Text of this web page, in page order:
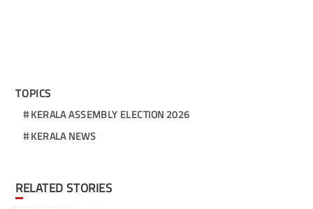
TOPICS
KERALA ASSEMBLY ELECTION 2026
KERALA NEWS
RELATED STORIES